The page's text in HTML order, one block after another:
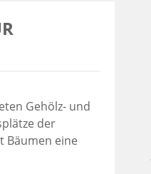
Gehölz- und
der
Bäumen eine